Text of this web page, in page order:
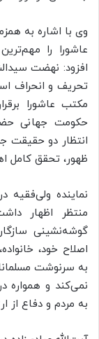
وی با اشاره به
عاشورا را
افزود: نهضت
تحریف و انحراف
مکتب عاشورا
حکومت جهانی
انتظار دو حقیقت
ظهور، تحقق کامل
نماینده ولی‌فقیه
منتظر اظهار
گوشه‌نشینی
اصلاح خود،
به سرنوشت
نمی‌کند و همواره
به مردم و دفاع از